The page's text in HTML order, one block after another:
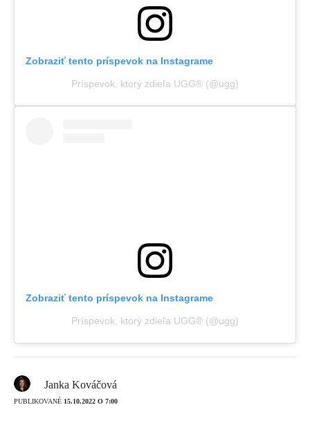
Zobraziť tento príspevok na Instagrame
Príspevok, ktorý zdieľa UGG® (@ugg)
Zobraziť tento príspevok na Instagrame
Príspevok, ktorý zdieľa UGG® (@ugg)
Janka Kováčová
PUBLIKOVANÉ 15.10.2022 O 7:00